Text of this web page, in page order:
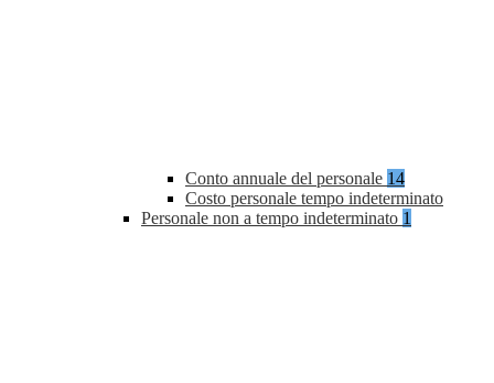
Conto annuale del personale 14
Costo personale tempo indeterminato
Personale non a tempo indeterminato 1